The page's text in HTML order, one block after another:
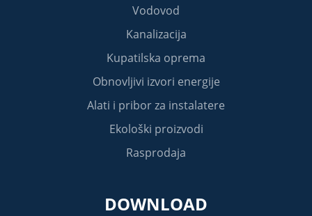
Vodovod
Kanalizacija
Kupatilska oprema
Obnovljivi izvori energije
Alati i pribor za instalatere
Ekološki proizvodi
Rasprodaja
DOWNLOAD